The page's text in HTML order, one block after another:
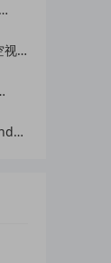
体